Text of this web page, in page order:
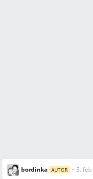
bordinka AUTOR • 3.